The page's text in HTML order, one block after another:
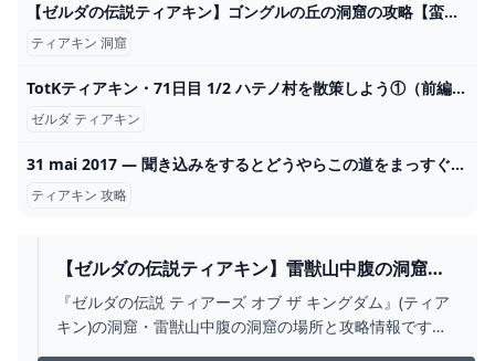
【ゼルダの伝説ティアキン】ゴングルの丘の洞窟の攻略【蛮族の服】 こころぐゲーム
ティアキン 洞窟
TotKティアキン・71日目 1/2 ハテノ村を散策しよう①（前編） - ちょっとしたゲーム日記：楽天ブログ
ゼルダ ティアキン
31 mai 2017 — 聞き込みをするとどうやらこの道をまっすぐ行くとアッカレ古代研究所なるものがあるらしい。絶対そこにいるぞロベリーさん。 2024
ティアキン 攻略
【ゼルダの伝説ティアキン】雷獣山中腹の洞窟の
攻略【クライムバンダナ】 こころぐゲーム
『ゼルダの伝説 ティアーズ オブ ザ キングダム』(ティア
キン)の洞窟・雷獣山中腹の洞窟の場所と攻略情報です。